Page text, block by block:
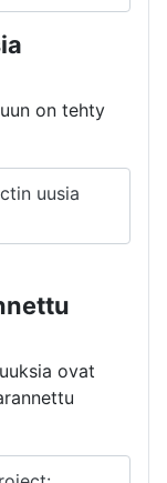
on tehty
uusia
ovat